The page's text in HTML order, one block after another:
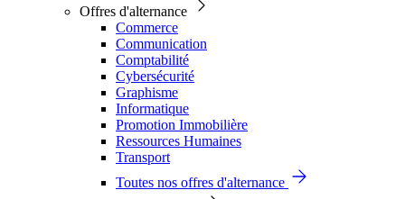
Offres d'alternance
Commerce
Communication
Comptabilité
Cybersécurité
Graphisme
Informatique
Promotion Immobilière
Ressources Humaines
Transport
Toutes nos offres d'alternance